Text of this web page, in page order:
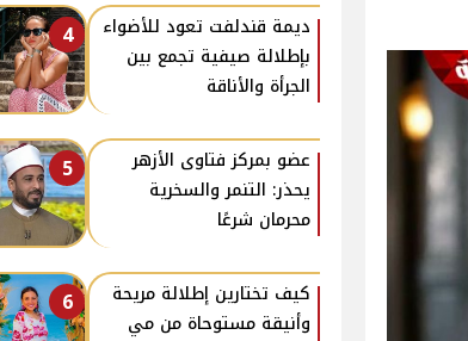
4
ديمة قندلفت تعود للأضواء
بإطلالة صيفية تجمع بين
الجرأة والأناقة
5
عضو بمركز فتاوى الأزهر
يحذر: التنمر والسخرية
محرمان شرعًا
6
كيف تختارين إطلالة مريحة
وأنيقة مستوحاة من مي